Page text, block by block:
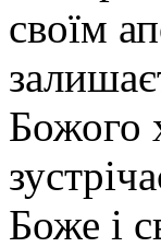
своїм
Божого
Боже і